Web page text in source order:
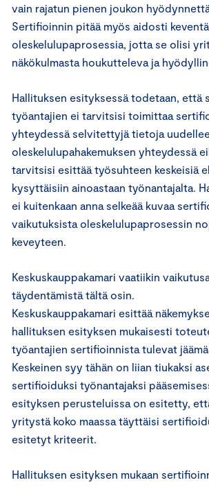
vain rajatun pienen joukon
Sertifioinnin pitää myös aidosti
oleskelulupaprosessia, jotta se olisi
näkökulmasta houkutteleva ja
Hallituksen esityksessä todetaan, että
työantajien ei tarvitsisi toimittaa
yhteydessä selvitettyjä tietoja
oleskelulupahakemuksen yhteydessä
tarvitsisi esittää työsuhteen keskeisiä
kysyttäisiin ainoastaan työnantajalta.
ei kuitenkaan anna selkeää kuvaa
vaikutuksista oleskelulupaprosessin
keveyteen.
Keskuskauppakamari vaatiikin
täydentämistä tältä osin.
Keskuskauppakamari esittää
hallituksen esityksen mukaisesti
työantajien sertifioinnista tulevat
Keskeinen syy tähän on liian tiukaksi
sertifioiduksi työnantajaksi
esityksen perusteluissa on esitetty,
yritystä koko maassa täyttäisi
esitetyt kriteerit.
Hallituksen esityksen mukaan